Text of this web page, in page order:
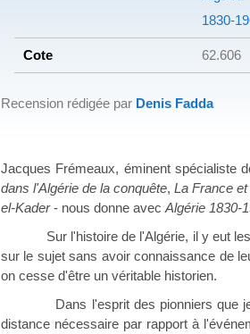
1830-
Cote 62.606
Recension rédigée par Denis Fadda
Jacques Frémeaux, éminent spécialiste
dans l'Algérie de la conquête, La France
el-Kader- nous donne avec Algérie 1830-
Sur l'histoire de l'Algérie, il y eut les
sur le sujet sans avoir connaissance de
on cesse d'être un véritable historien.
Dans l'esprit des pionniers que je
distance nécessaire par rapport à